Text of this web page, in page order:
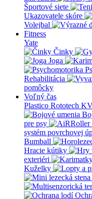
Športové siete
Ukazovatele skóre
Volejbal
Fitness
Yate
Činky
Joga
Rehabilitácia
pomôcky
Voľný čas
Plastico Rototech
pre psy
systém povrchovej
Bumball
Hracie kútiky
exteriéri
Kuželky